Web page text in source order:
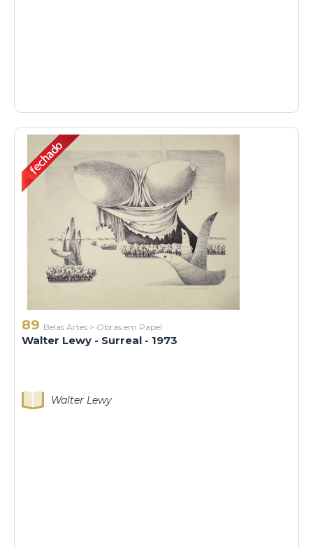
89 Belas Artes > Obras em Papel
Walter Lewy - Surreal - 1973
Walter Lewy